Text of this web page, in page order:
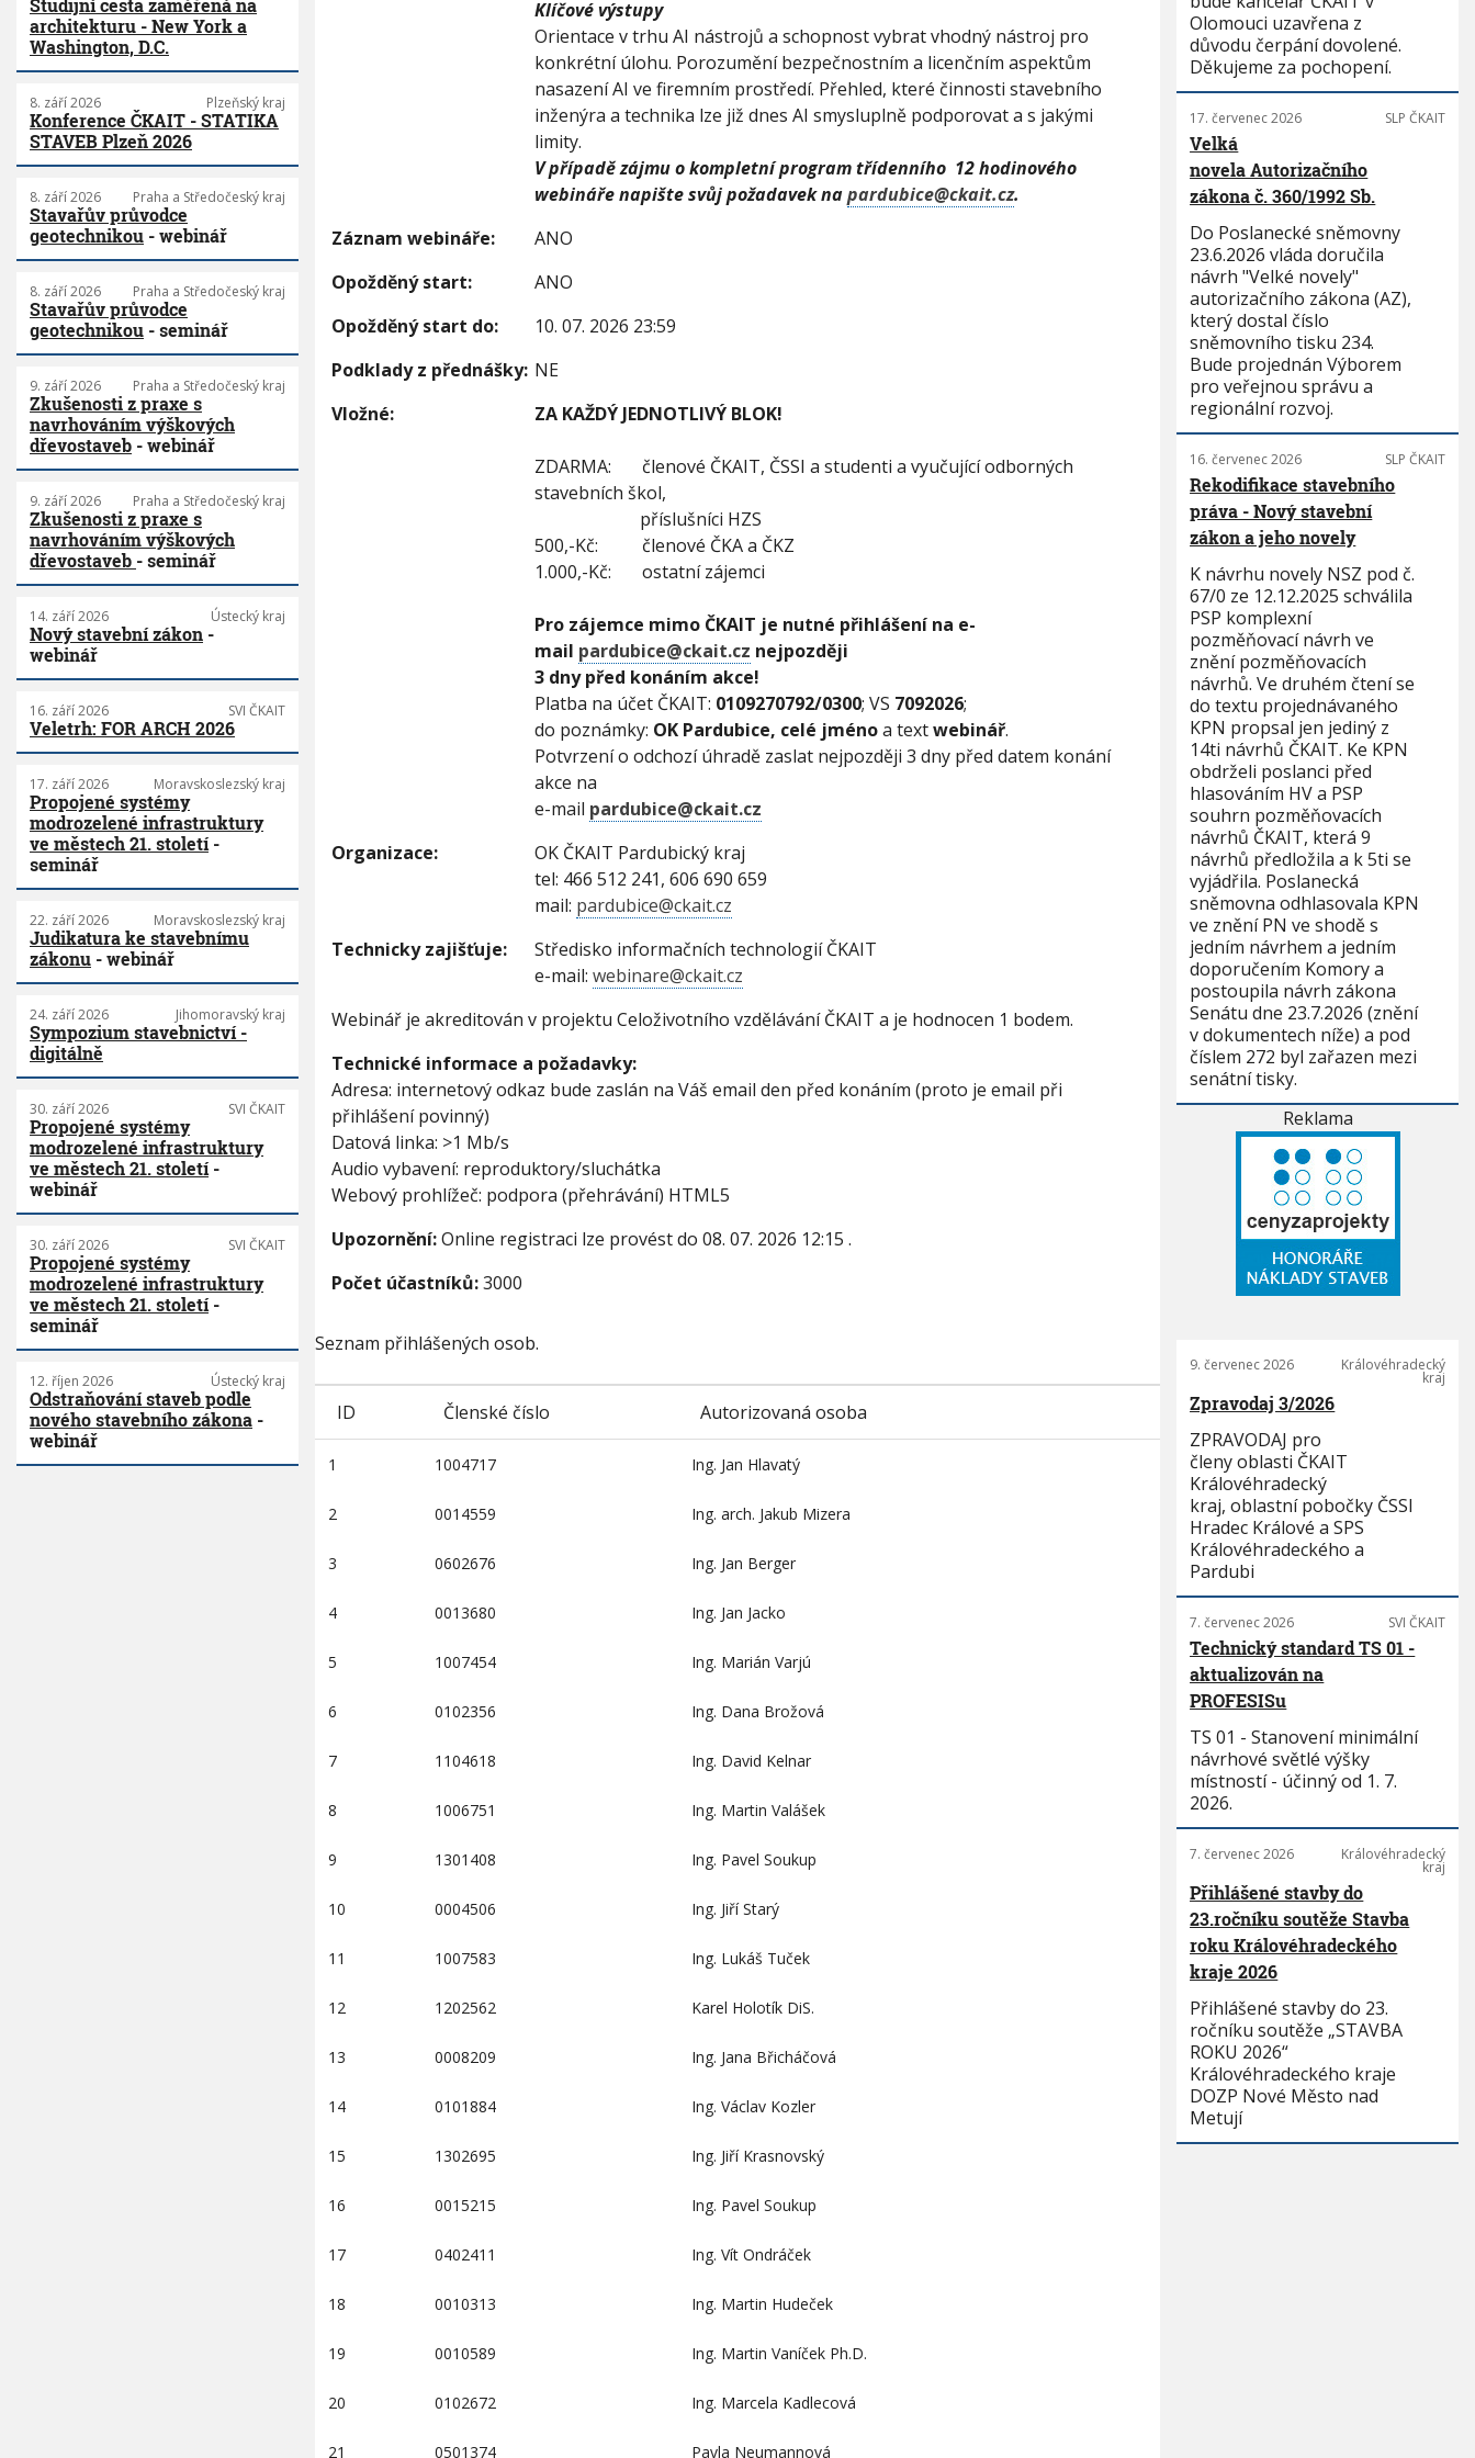
Klíčové výstupy
Orientace v trhu AI nástrojů a schopnost vybrat vhodný nástroj pro
konkrétní úlohu. Porozumění bezpečnostním a licenčním aspektům
nasazení AI ve firemním prostředí. Přehled, které činnosti stavebního
inženýra a technika lze již dnes AI smysluplně podporovat a s jakými
limity.
V případě zájmu o kompletní program třídenního 12 hodinového
webináře napište svůj požadavek napardubice@ckait.cz.
Záznam webináře:
ANO
Opožděný start:
ANO
Opožděný start do:
10. 07. 2026 23:59
Podklady z přednášky: NE
Vložné:
ZA KAŽDÝ JEDNOTLIVÝ BLOK!
ZDARMA: členové ČKAIT, ČSSI a studenti a vyučující odborných
stavebních škol,
příslušníci HZS
500,-Kč: členové ČKA a ČKZ
1.000,-Kč: ostatní zájemci
Pro zájemce mimo ČKAIT je nutné přihlášení na e-
mail pardubice@ckait.cz nejpozději
3 dny před konáním akce!
Platba na účet ČKAIT: 0109270792/0300; VS 7092026;
do poznámky: OK Pardubice, celé jménoa textwebinář.
Potvrzení o odchozí úhradě zaslat nejpozději 3 dny před datem konání
akce na
e-mail pardubice@ckait.cz
Organizace:
OK ČKAIT Pardubický kraj
tel: 466 512 241, 606 690 659
mail: pardubice@ckait.cz
Technicky zajišťuje:
Středisko informačních technologií ČKAIT
e-mail: webinare@ckait.cz
Webinář je akreditován v projektu Celoživotního vzdělávání ČKAIT a je hodnocen 1 bodem.
Technické informace a požadavky:
Adresa: internetový odkaz bude zaslán na Váš email den před konáním (proto je email při
přihlášení povinný)
Datová linka: >1 Mb/s
Audio vybavení: reproduktory/sluchátka
Webový prohlížeč: podpora (přehrávání) HTML5
Upozornění:Online registraci lze provést do 08. 07. 2026 12:15 .
Počet účastníků:3000
Seznam přihlášených osob.
ID Členské číslo Autorizovaná osoba
1 1004717 Ing. Jan Hlavatý
2 0014559 Ing. arch. Jakub Mizera
3 0602676 Ing. Jan Berger
4 0013680 Ing. Jan Jacko
5 1007454 Ing. Marián Varjú
6 0102356 Ing. Dana Brožová
7 1104618 Ing. David Kelnar
8 1006751 Ing. Martin Valášek
9 1301408 Ing. Pavel Soukup
10 0004506 Ing. Jiří Starý
11 1007583 Ing. Lukáš Tuček
12 1202562 Karel Holotík DiS.
13 0008209 Ing. Jana Břicháčová
14 0101884 Ing. Václav Kozler
15 1302695 Ing. Jiří Krasnovský
16 0015215 Ing. Pavel Soukup
17 0402411 Ing. Vít Ondráček
18 0010313 Ing. Martin Hudeček
19 0010589 Ing. Martin Vaníček Ph.D.
20 0102672 Ing. Marcela Kadlecová
21 0501374 Pavla Neumannová
Studijní cesta zaměřená na
architekturu - New York a
Washington, D.C.
8. září 2026 Plzeňský kraj
Konference ČKAIT - STATIKA
STAVEB Plzeň 2026
8. září 2026 Praha a Středočeský kraj
Stavařův průvodce
geotechnikou - webinář
8. září 2026 Praha a Středočeský kraj
Stavařův průvodce
geotechnikou - seminář
9. září 2026 Praha a Středočeský kraj
Zkušenosti z praxe s
navrhováním výškových
dřevostaveb - webinář
9. září 2026 Praha a Středočeský kraj
Zkušenosti z praxe s
navrhováním výškových
dřevostaveb - seminář
14. září 2026 Ústecký kraj
Nový stavební zákon -
webinář
16. září 2026 SVI ČKAIT
Veletrh: FOR ARCH 2026
17. září 2026 Moravskoslezský kraj
Propojené systémy
modrozelené infrastruktury
ve městech 21. století-
seminář
22. září 2026 Moravskoslezský kraj
Judikatura ke stavebnímu
zákonu - webinář
24. září 2026 Jihomoravský kraj
Sympozium stavebnictví -
digitálně
30. září 2026 SVI ČKAIT
Propojené systémy
modrozelené infrastruktury
ve městech 21. století-
webinář
30. září 2026 SVI ČKAIT
Propojené systémy
modrozelené infrastruktury
ve městech 21. století-
seminář
12. říjen 2026 Ústecký kraj
Odstraňování staveb podle
nového stavebního zákona -
webinář
Olomouci uzavřena z
důvodu čerpání dovolené.
Děkujeme za pochopení.
17. červenec 2026 SLP ČKAIT
Velká
novela Autorizačního
zákona č. 360/1992 Sb.
Do Poslanecké sněmovny
23.6.2026 vláda doručila
návrh "Velké novely"
autorizačního zákona (AZ),
který dostal číslo
sněmovního tisku 234.
Bude projednán Výborem
pro veřejnou správu a
regionální rozvoj.
16. červenec 2026 SLP ČKAIT
Rekodifikace stavebního
práva - Nový stavební
zákon a jeho novely
K návrhu novely NSZ pod č.
67/0 ze 12.12.2025 schválila
PSP komplexní
pozměňovací návrh ve
znění pozměňovacích
návrhů. Ve druhém čtení se
do textu projednávaného
KPN propsal jen jediný z
14ti návrhů ČKAIT. Ke KPN
obdrželi poslanci před
hlasováním HV a PSP
souhrn pozměňovacích
návrhů ČKAIT, která 9
návrhů předložila a k 5ti se
vyjádřila. Poslanecká
sněmovna odhlasovala KPN
ve znění PN ve shodě s
jedním návrhem a jedním
doporučením Komory a
postoupila návrh zákona
Senátu dne 23.7.2026 (znění
v dokumentech níže) a pod
číslem 272 byl zařazen mezi
senátní tisky.
Reklama
9. červenec 2026 Královéhradecký
kraj
Zpravodaj 3/2026
ZPRAVODAJ pro
členy oblasti ČKAIT
Královéhradecký
kraj, oblastní pobočky ČSSI
Hradec Králové a SPS
Královéhradeckého a
Pardubi
7. červenec 2026 SVI ČKAIT
Technický standard TS 01 -
aktualizován na
PROFESISu
TS 01 - Stanovení minimální
návrhové světlé výšky
místností - účinný od 1. 7.
2026.
7. červenec 2026 Královéhradecký
kraj
Přihlášené stavby do
23.ročníku soutěže Stavba
roku Královéhradeckého
kraje 2026
Přihlášené stavby do 23.
ročníku soutěže „STAVBA
ROKU 2026“
Královéhradeckého kraje
DOZP Nové Město nad
Metují